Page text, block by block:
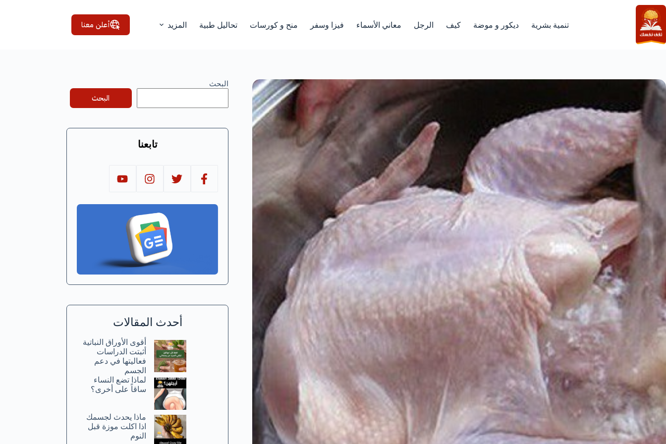
التجاوز
إلى
المحتوى
تنمية بشرية ديكور و موضة كيف الرجل معاني الأسماء فيزا وسفر منح و كورسات تحاليل طبية المزيد أعلن معنا
البحث
البحث
تابعنا
أحدث المقالات
أقوى الأوراق النباتية
أثبتت الدراسات
فعاليتها في دعم
الجسم
لماذا تضع النساء
ساقاً على أخرى؟
ماذا يحدث لجسمك
اذا اكلت موزة قبل
النوم